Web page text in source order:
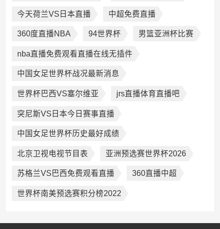
今天荷兰VS日本直播 中超免费直播
360度直播NBA 94世界杯 男篮亚洲杯比赛
nba直播免费观看直播在线无插件
中国女足世界杯战况最新消息
世界杯巴西VS塞尔维亚 jrs直播体育直播吧
突尼斯VS日本今日赛事直播
中国女足世界杯历史最好成绩
北京卫视电视节目表 亚洲预选赛世界杯2026
苏格兰VS巴西免费观看直播 360直播中超
世界杯南美预选赛积分榜2022